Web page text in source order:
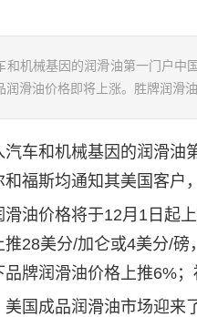
和机械基因的润滑油第一门户中
润滑油价格即将上涨。胜牌润滑
车和机械基因的润滑油
和福斯均通知其美国客户
滑油价格将于12月1日起
推28美分/加仑或4美分/
品牌润滑油价格上推6%
成品润滑油市场迎来了